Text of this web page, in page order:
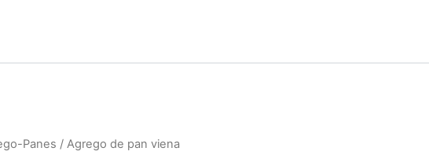
Panes / Agrego de pan viena